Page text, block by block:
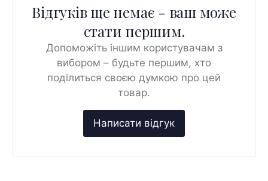
Відгуків ще немає - ваш може
стати першим.
Допоможіть іншим користувачам з
вибором – будьте першим, хто
поділиться своєю думкою про цей
товар.